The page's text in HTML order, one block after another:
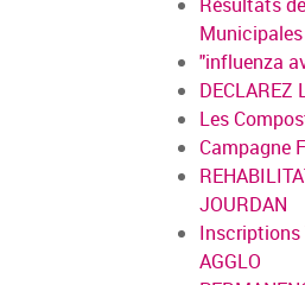
"influenza
DECLAREZ
Les
Campagne
JOURDAN
Inscriptions
AGGLO